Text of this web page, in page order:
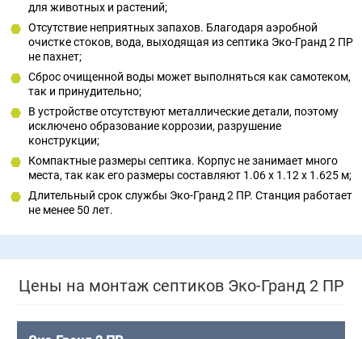
для животных и растений;
Отсутствие неприятных запахов. Благодаря аэробной
очистке стоков, вода, выходящая из септика Эко-Гранд 2 ПР
не пахнет;
Сброс очищенной воды может выполняться как самотеком,
так и принудительно;
В устройстве отсутствуют металлические детали, поэтому
исключено образование коррозии, разрушение
конструкции;
Компактные размеры септика. Корпус не занимает много
места, так как его размеры составляют 1.06 x 1.12 x 1.625 м;
Длительный срок службы Эко-Гранд 2 ПР. Станция работает
не менее 50 лет.
Цены на монтаж септиков Эко-Гранд 2 ПР